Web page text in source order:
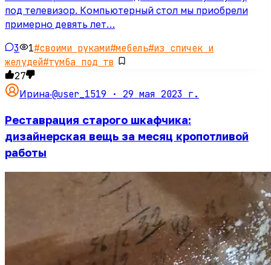
под телевизор. Компьютерный стол мы приобрели
примерно девять лет…
3 1#своими руками#мебель#из спичек и
желудей#тумба под тв
27
Ирина·@user_1519 · 29 мая 2023 г.
Реставрация старого шкафчика:
дизайнерская вещь за месяц кропотливой
работы